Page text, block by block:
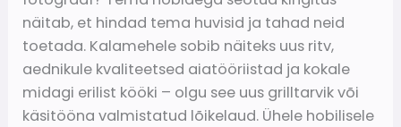
näitab, et hindad tema huvisid ja tahad neid
toetada. Kalamehele sobib näiteks uus ritv,
aednikule kvaliteetsed aiatööriistad ja kokale
midagi erilist kööki – olgu see uus grilltarvik või
käsitööna valmistatud lõikelaud. Ühele hobilisele